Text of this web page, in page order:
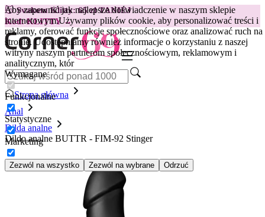
Aby zapewnić jak najlepsze doświadczenie w naszym sklepie
internetowym.Używamy plików cookie, aby personalizować treści i
reklamy, oferować funkcje społecznościowe oraz analizować ruch na
stronie. Udostępniamy również informacje o korzystaniu z naszej
witryny naszym partnerom społecznościowym, reklamowym i
analitycznym, któr
Wymagane
Funkcjonalne
Statystyczne
Marketing
Zezwól na wszystko Zezwól na wybrane Odrzuć
😽Svakom Klitty: 65 zł TANIEJ
Kod: KLITTY →
Strona główna
Anal
Dilda analne
Dildo analne BUTTR - FIM-92 Stinger